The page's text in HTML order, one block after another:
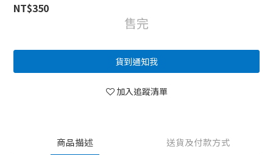
NT$350
售完
貨到通知我
加入追蹤清單
商品描述 送貨及付款方式